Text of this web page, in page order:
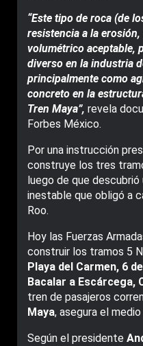
“Este tipo de roca (de
resistencia a la
volumétrico aceptable,
diverso en la industria
principalmente como
concreto en la
Tren Maya”, revela
Forbes México.
Por una instrucción
construye los tres
luego de que descubrió
inestable que obligó a
Roo.
Hoy las Fuerzas
construir los tramos 5
Playa del Carmen, 6
Bacalar a Escárcega,
tren de pasajeros
Maya, asegura el
Según el presidente